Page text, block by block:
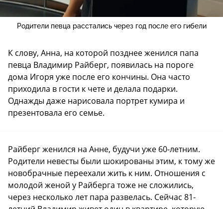
Родители певца расстались через год после его гибели
К слову, Анна, на которой позднее женился папа
певца Владимир Райберг, появилась на пороге
дома Игоря уже после его кончины. Она часто
приходила в гости к чете и делала подарки.
Однажды даже нарисовала портрет кумира и
презентовала его семье.
Райберг женился на Анне, будучи уже 60-летним.
Родители невесты были шокированы этим, к тому же
новобрачные переехали жить к ним. Отношения с
молодой женой у Райберга тоже не сложились,
через несколько лет пара развелась. Сейчас 81-